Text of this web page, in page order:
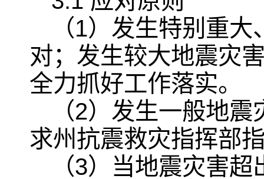
（1）发生特别重
对；发生较大地震灾
全力抓好工作落实。
（2）发生一般地
求州抗震救灾指挥部
（3）当地震灾害